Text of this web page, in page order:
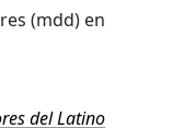
(mdd) en
del Latino